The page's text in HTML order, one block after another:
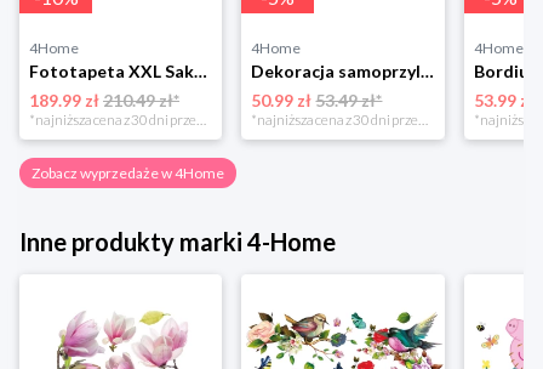
4Home
Fototapeta XXL Sakura 360 x 254 cm, 4 części 4-Home
189.99 zł210.49 zł*
*najniższa cena z 30 dni przed obniżką
4Home
Dekoracja samoprzylepna Minnie i Mickey, różowa, 42,5 x 65 cm 4-Home
50.99 zł 53.49 zł*
*najniższa cena z 30 dni przed obniżką
4Home
53.99 zł
Zobacz wyprzedaże w 4Home
Inne produkty marki 4-Home